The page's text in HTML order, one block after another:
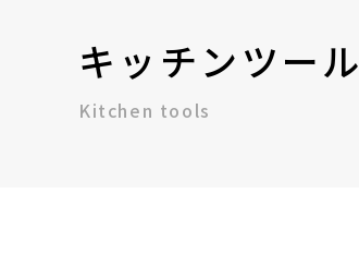
キッチンツール
Kitchen tools